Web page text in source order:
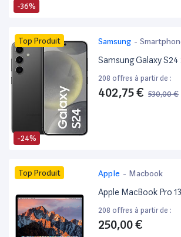
-36%
-24%
Top Produit Samsung -
Samsung Galaxy S24
208 offres à partir de :
402,75 € 530,00 €
Top Produit Apple - Macbook
Apple MacBook Pro
208 offres à partir de :
250,00 €